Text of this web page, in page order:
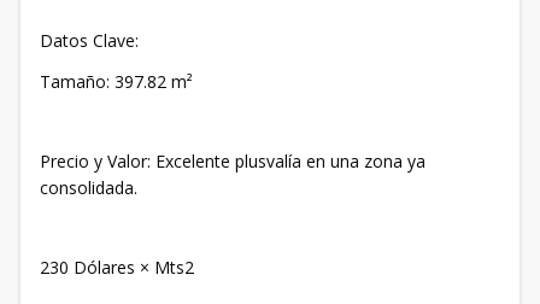
​Datos Clave:
​Tamaño: 397.82 m²
​Precio y Valor: Excelente plusvalía en una zona ya
consolidada.
230 Dólares × Mts2